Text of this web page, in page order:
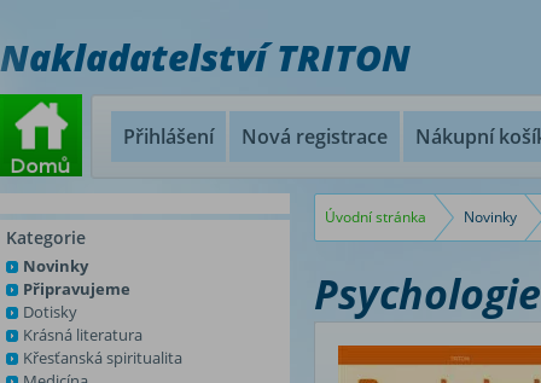
Nakladatelství TRITON
Přihlášení Nová registrace Nákupní
Kategorie
Novinky
Připravujeme
Dotisky
Krásná literatura
Křesťanská spiritualita
Úvodní stránka Novinky